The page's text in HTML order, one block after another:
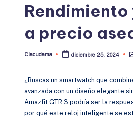
a precio
Publicado
Clacudama diciembre 25, 2024
¿Buscas un smartwatch que
avanzada con un diseño elegante
Amazfit GTR 3 podría ser la
por qué este reloj inteligente se